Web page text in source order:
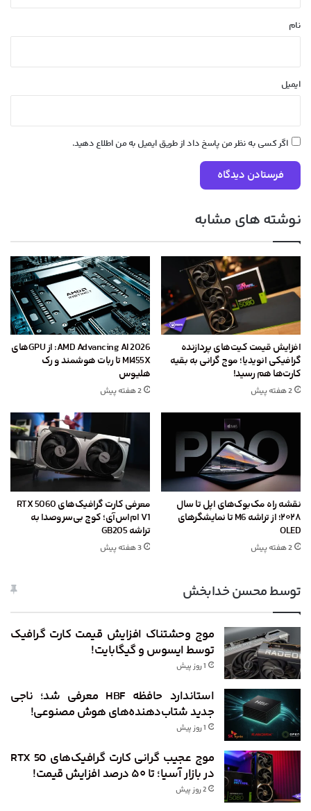
نام
ایمیل
اگر کسی به نظر من پاسخ داد از طریق ایمیل به من اطلاع دهید.
نوشته های مشابه
افزایش قیمت کیت‌های پردازنده
گرافیکی انویدیا؛ موج گرانی به بقیه
کارت‌ها هم رسید!
2 هفته پیش
AMD Advancing AI 2026: از GPU‌های
MI455X تا ربات هوشمند و رک
هلیوس
2 هفته پیش
نقشه راه مک‌بوک‌های اپل تا سال
۲۰۲۸؛ از تراشه M6 تا نمایشگرهای
OLED
2 هفته پیش
معرفی کارت گرافیک‌های RTX 5060
V1 ام‌اس‌آی؛ کوچ بی‌سروصدا به
تراشه GB205
3 هفته پیش
توسط محسن خدابخش
موج وحشتناک افزایش قیمت کارت گرافیک
توسط ایسوس و گیگابایت!
1 روز پیش
استاندارد حافظه HBF معرفی شد؛ ناجی
جدید شتاب‌دهنده‌های هوش مصنوعی!
1 روز پیش
موج عجیب گرانی کارت گرافیک‌های RTX 50
در بازار آسیا؛ تا ۵۰ درصد افزایش قیمت!
2 روز پیش